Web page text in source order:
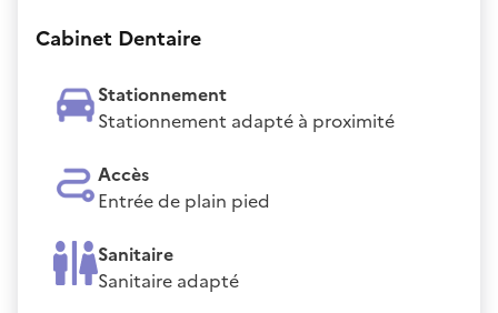
Cabinet Dentaire
Stationnement
Stationnement adapté à proximité
Accès
Entrée de plain pied
Sanitaire
Sanitaire adapté